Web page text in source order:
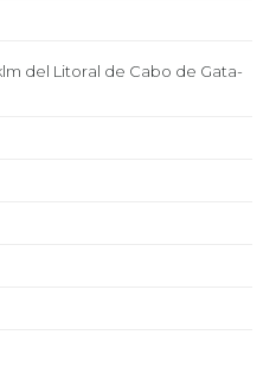
del Litoral de Cabo de Gata-